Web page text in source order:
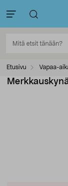
Etusivu Vapaa-